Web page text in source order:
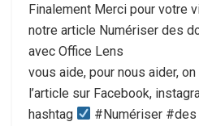
Finalement Merci pour votre
notre article Numériser des
avec Office Lens
vous aide, pour nous aider,
l’article sur Facebook,
hashtag
#Numériser